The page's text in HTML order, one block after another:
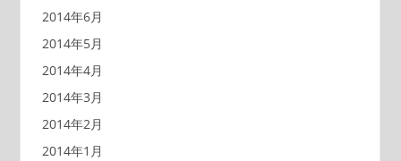
2014年6月
2014年5月
2014年4月
2014年3月
2014年2月
2014年1月